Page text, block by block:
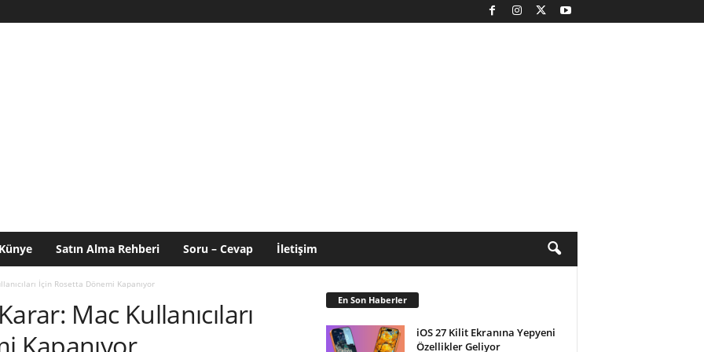
Künye Satın Alma Rehberi Soru – Cevap İletişim
İçin Rosetta Dönemi Kapanıyor
Mac Kullanıcıları
En Son Haberler
iOS 27 Kilit Ekranına Yepyeni
Özellikler Geliyor